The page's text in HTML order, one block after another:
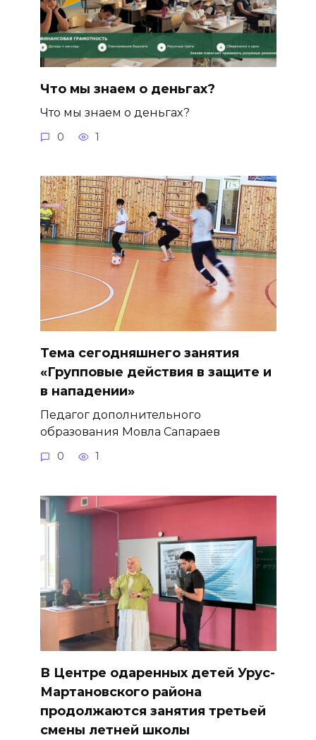
Что мы знаем о деньгах?
Что мы знаем о деньгах?
0 1
Тема сегодняшнего занятия
«Групповые действия в защите и
в нападении»
Педагог дополнительного
образования Мовла Сапараев
0 1
В Центре одаренных детей Урус-
Мартановского района
продолжаются занятия третьей
смены летней школы